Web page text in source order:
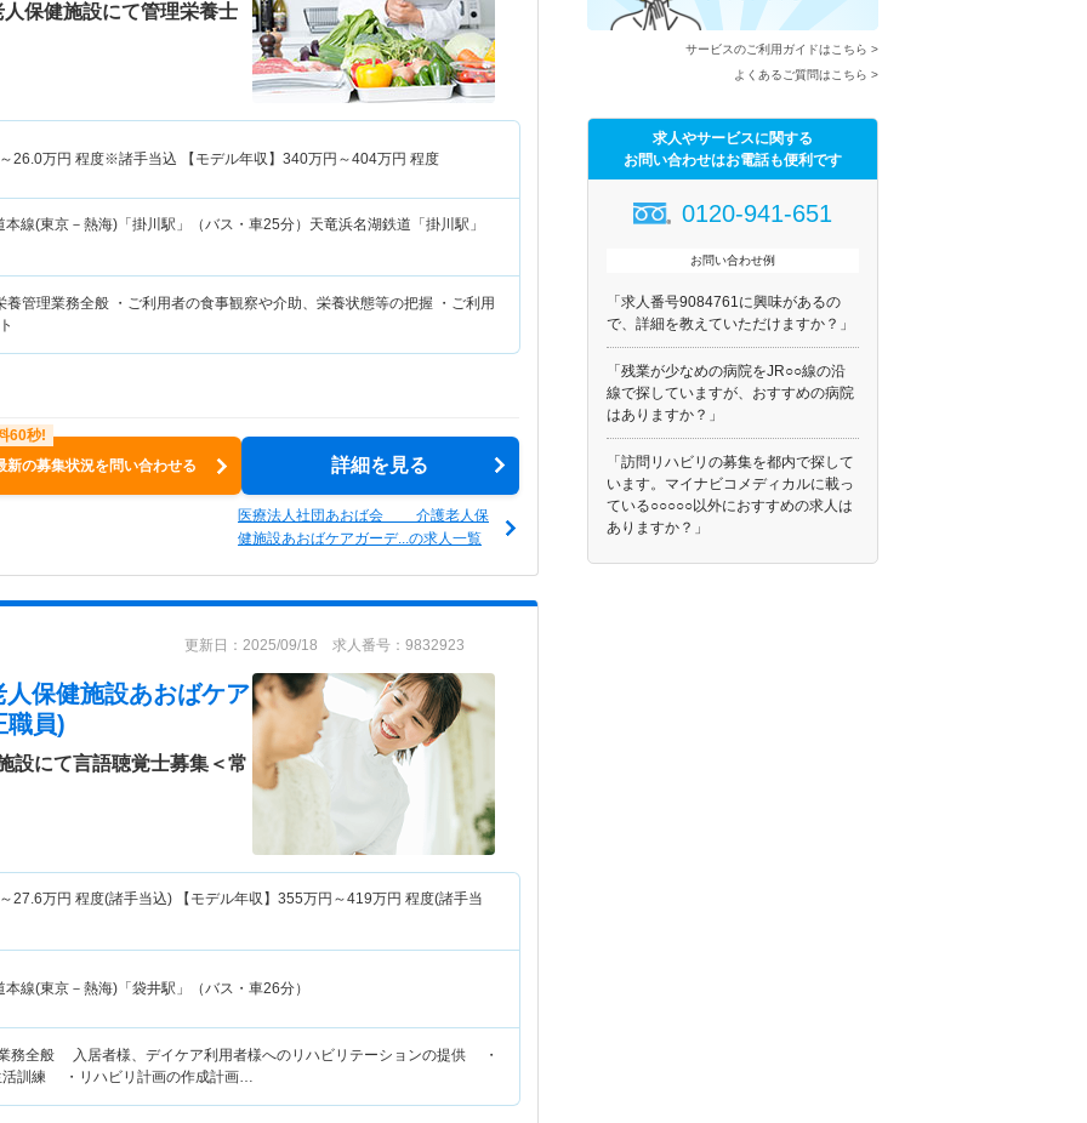
保健施設にて管理栄養士
26.0万円 程度※諸手当込 【モデル年収】 340万円～404万円 程度
本線(東京－熱海)「掛川駅」（バス・車25分）天竜浜名湖鉄道「掛川駅」
管理業務全般 ・ご利用者の食事観察や介助、栄養状態等の把握 ・ご利用
新の募集状況を問い合わせる 詳細を見る
医療法人社団あおば会 介護老人保
健施設あおばケアガーデ...の求人一覧
更新日：2025/09/18 求人番号：9832923
保健施設あおばケア
職員)
にて言語聴覚士募集＜常
27.6万円 程度(諸手当込) 【モデル年収】 355万円～419万円 程度(諸手当
本線(東京－熱海)「袋井駅」（バス・車26分）
務全般 入居者様、デイケア利用者様へのリハビリテーションの提供 ・
訓練 ・リハビリ計画の作成計画…
サービスのご利用ガイドはこちら >
よくあるご質問はこちら >
求人やサービスに関する
お問い合わせはお電話も便利です
0120-941-651
お問い合わせ例
「求人番号9084761に興味があるの
で、詳細を教えていただけますか？」
「残業が少なめの病院をJR○○線の沿
線で探していますが、おすすめの病院
はありますか？」
「訪問リハビリの募集を都内で探して
います。マイナビコメディカルに載っ
ている○○○○○以外におすすめの求人は
ありますか？」